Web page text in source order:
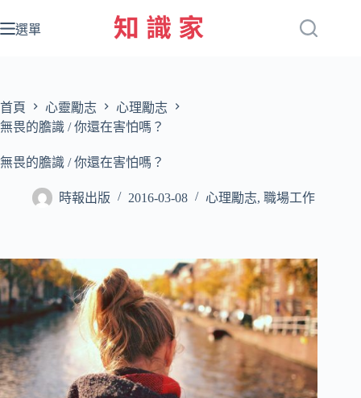
至
容
選單
首頁 心靈勵志
心理勵志
無畏的膽識 / 你還在害怕嗎？
無畏的膽識 / 你還在害怕嗎？
時報出版 2016-03-08 心理勵志, 職場工作